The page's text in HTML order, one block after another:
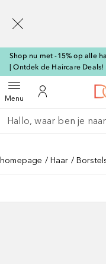
Shop nu met -15% op alle
| Ontdek de Haircare Deals!
MenuOpen menuNaar Mijn
Ga terug
Zoekopdracht uitvoeren
homepage Haar